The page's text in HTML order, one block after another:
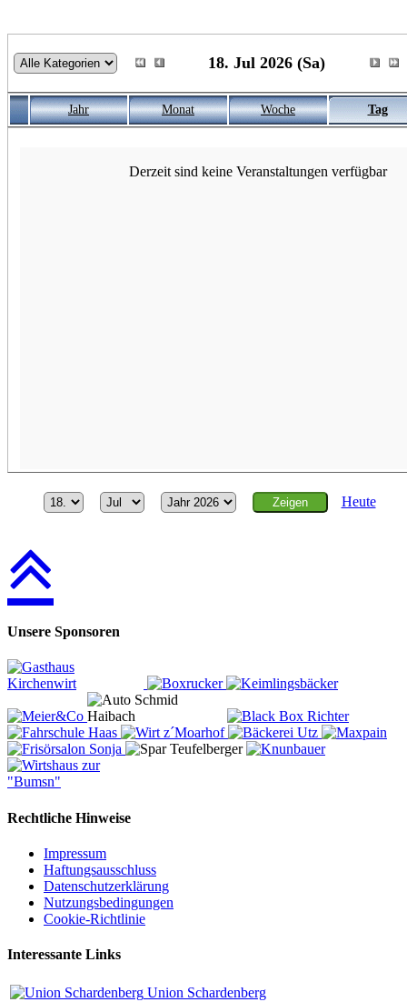
18. Jul 2026 (Sa)
Jahr Monat Woche Tag
Derzeit sind keine Veranstaltungen verfügbar
Heute
Unsere Sponsoren
Rechtliche Hinweise
Impressum
Haftungsausschluss
Datenschutzerklärung
Nutzungsbedingungen
Cookie-Richtlinie
Interessante Links
Union Schardenberg